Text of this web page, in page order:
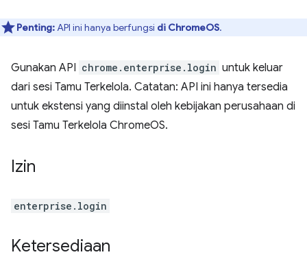
Penting:API ini hanya berfungsi di ChromeOS.
Gunakan API chrome.enterprise.login untuk keluar
dari sesi Tamu Terkelola. Catatan: API ini hanya tersedia
untuk ekstensi yang diinstal oleh kebijakan perusahaan di
sesi Tamu Terkelola ChromeOS.
Izin
enterprise.login
Ketersediaan